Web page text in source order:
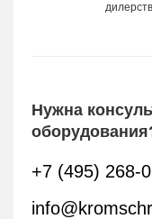
Нужна
+7 (495) 268-